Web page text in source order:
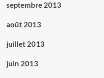
septembre 2013
août 2013
juillet 2013
juin 2013